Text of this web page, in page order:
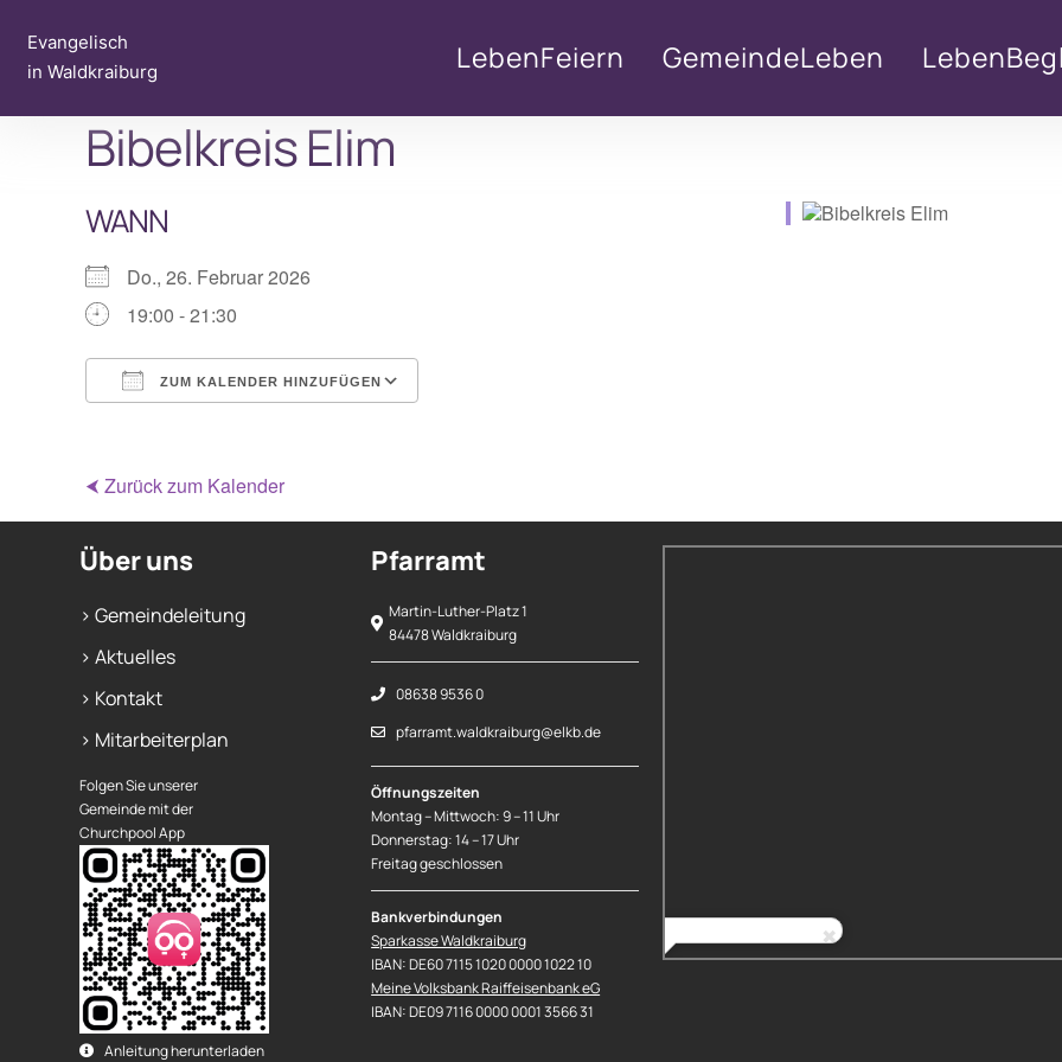
Inhalt
springen
Evangelisch
in Waldkraiburg
LebenFeiern GemeindeLeben
Bibelkreis Elim
WANN
Do., 26. Februar 2026
19:00 - 21:30
ZUM KALENDER HINZUFÜGEN
⮜ Zurück zum Kalender
Über uns
> Gemeindeleitung
> Aktuelles
> Kontakt
> Mitarbeiterplan
Folgen Sie unserer
Gemeinde mit der
Churchpool App
Anleitung herunterladen
Pfarramt
Martin-Luther-Platz 1
84478 Waldkraiburg
08638 9536 0
pfarramt.waldkraiburg@elkb.de
Öffnungszeiten
Montag – Mittwoch: 9 – 11 Uhr
Donnerstag: 14 – 17 Uhr
Freitag geschlossen
Bankverbindungen
Sparkasse Waldkraiburg
IBAN: DE60 7115 1020 0000 1022 10
Meine Volksbank Raiffeisenbank eG
IBAN: DE09 7116 0000 0001 3566 31